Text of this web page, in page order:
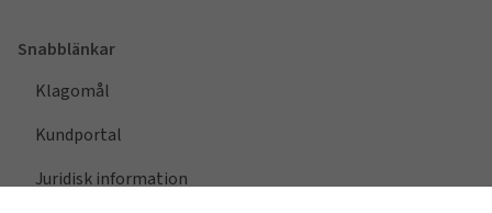
Snabblänkar
Klagomål
Kundportal
Juridisk information